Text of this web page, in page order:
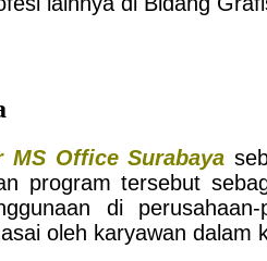
MS Office Surabaya
program tersebut
di
oleh karyawan dalam